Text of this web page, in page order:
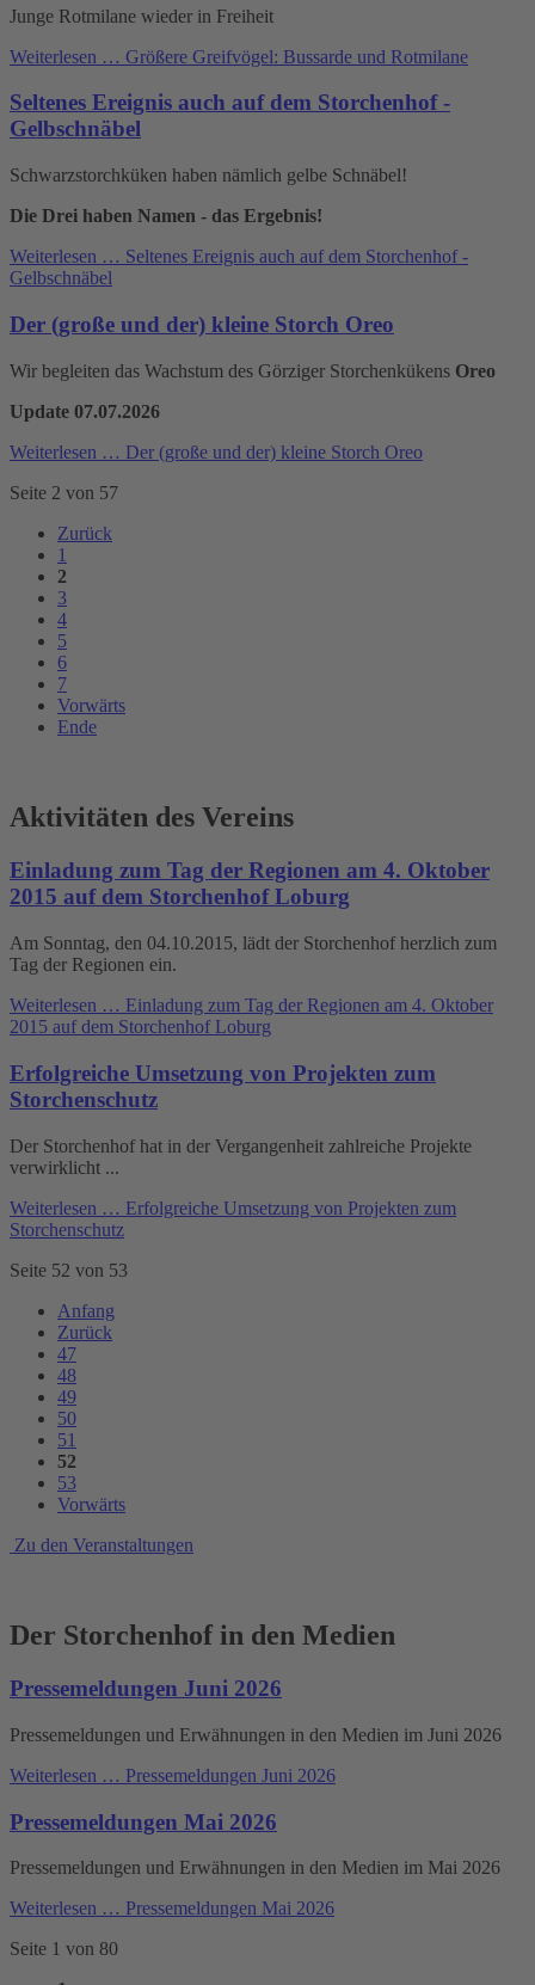
Junge Rotmilane wieder in Freiheit
Weiterlesen … Größere Greifvögel: Bussarde und Rotmilane
Seltenes Ereignis auch auf dem Storchenhof -
Gelbschnäbel
Schwarzstorchküken haben nämlich gelbe Schnäbel!
Die Drei haben Namen - das Ergebnis!
Weiterlesen … Seltenes Ereignis auch auf dem Storchenhof -
Gelbschnäbel
Der (große und der) kleine Storch Oreo
Wir begleiten das Wachstum des Görziger Storchenkükens Oreo
Update 07.07.2026
Weiterlesen … Der (große und der) kleine Storch Oreo
Seite 2 von 57
Zurück
1
2
3
4
5
6
7
Vorwärts
Ende
Aktivitäten des Vereins
Einladung zum Tag der Regionen am 4. Oktober
2015 auf dem Storchenhof Loburg
Am Sonntag, den 04.10.2015, lädt der Storchenhof herzlich zum
Tag der Regionen ein.
Weiterlesen … Einladung zum Tag der Regionen am 4. Oktober
2015 auf dem Storchenhof Loburg
Erfolgreiche Umsetzung von Projekten zum
Storchenschutz
Der Storchenhof hat in der Vergangenheit zahlreiche Projekte
verwirklicht ...
Weiterlesen … Erfolgreiche Umsetzung von Projekten zum
Storchenschutz
Seite 52 von 53
Anfang
Zurück
47
48
49
50
51
52
53
Vorwärts
Zu den Veranstaltungen
Der Storchenhof in den Medien
Pressemeldungen Juni 2026
Pressemeldungen und Erwähnungen in den Medien im Juni 2026
Weiterlesen … Pressemeldungen Juni 2026
Pressemeldungen Mai 2026
Pressemeldungen und Erwähnungen in den Medien im Mai 2026
Weiterlesen … Pressemeldungen Mai 2026
Seite 1 von 80